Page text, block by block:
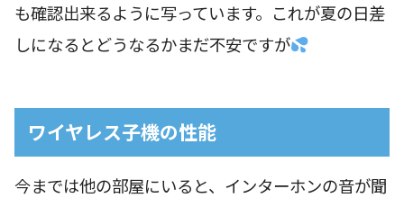
も確認出来るように写っています。これが夏の日差
しになるとどうなるかまだ不安ですが
ワイヤレス子機の性能
今までは他の部屋にいると、インターホンの音が聞